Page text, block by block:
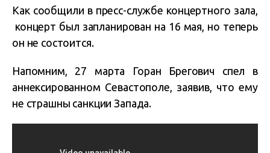
Как сообщили в пресс-службе концертного зала,
концерт был запланирован на 16 мая, но теперь
он не состоится.
Напомним, 27 марта Горан Брегович спел в
аннексированном Севастополе, заявив, что ему
не страшны санкции Запада.